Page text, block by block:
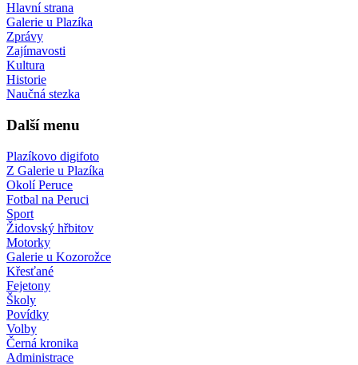
Hlavní strana
Galerie u Plazíka
Zprávy
Zajímavosti
Kultura
Historie
Naučná stezka
Další menu
Plazíkovo digifoto
Z Galerie u Plazíka
Okolí Peruce
Fotbal na Peruci
Sport
Židovský hřbitov
Motorky
Galerie u Kozorožce
Křesťané
Fejetony
Školy
Povídky
Volby
Černá kronika
Administrace